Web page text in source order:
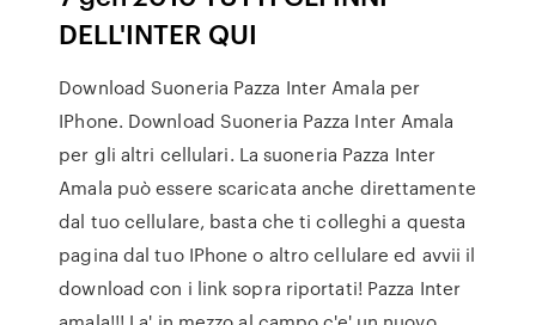
DELL'INTER QUI
Download Suoneria Pazza Inter Amala per
IPhone. Download Suoneria Pazza Inter Amala
per gli altri cellulari. La suoneria Pazza Inter
Amala può essere scaricata anche direttamente
dal tuo cellulare, basta che ti colleghi a questa
pagina dal tuo IPhone o altro cellulare ed avvii il
download con i link sopra riportati! Pazza Inter